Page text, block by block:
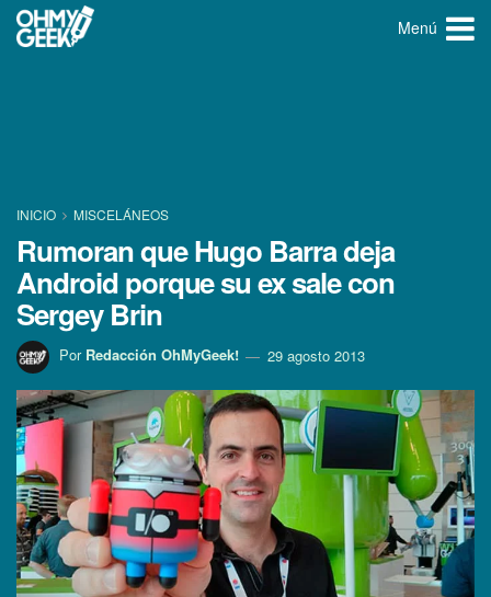
Menú
INICIO MISCELÁNEOS
Rumoran que Hugo Barra deja
Android porque su ex sale con
Sergey Brin
Por Redacción OhMyGeek! 29 agosto 2013